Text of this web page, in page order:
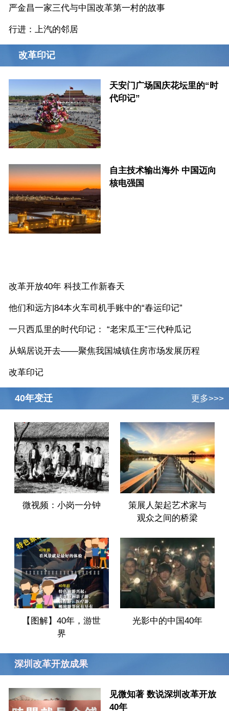
严金昌一家三代与中国改革第一村的故事
行进：上汽的邻居
改革印记
天安门广场国庆花坛里的“时
代印记”
自主技术输出海外 中国迈向
核电强国
改革开放40年 科技工作新春天
他们和远方|84本火车司机手账中的“春运印记”
一只西瓜里的时代印记： “老宋瓜王”三代种瓜记
从蜗居说开去——聚焦我国城镇住房市场发展历程
改革印记
更多>>>
40年变迁
微视频：小岗一分钟
策展人架起艺术家与
观众之间的桥梁
【图解】40年，游世
界
光影中的中国40年
深圳改革开放成果
见微知著 数说深圳改革开放
40年